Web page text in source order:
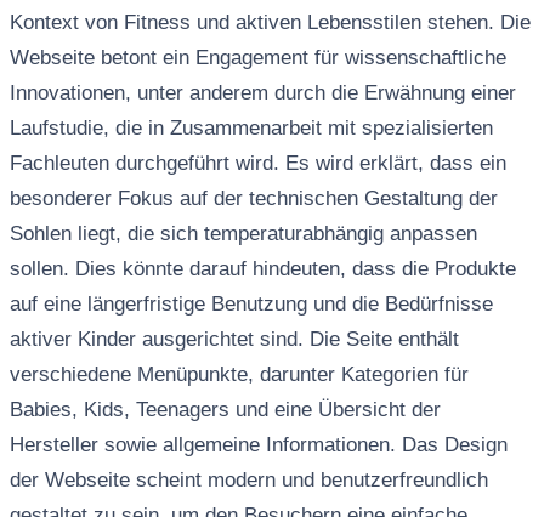
Kontext von Fitness und aktiven Lebensstilen stehen. Die
Webseite betont ein Engagement für wissenschaftliche
Innovationen, unter anderem durch die Erwähnung einer
Laufstudie, die in Zusammenarbeit mit spezialisierten
Fachleuten durchgeführt wird. Es wird erklärt, dass ein
besonderer Fokus auf der technischen Gestaltung der
Sohlen liegt, die sich temperaturabhängig anpassen
sollen. Dies könnte darauf hindeuten, dass die Produkte
auf eine längerfristige Benutzung und die Bedürfnisse
aktiver Kinder ausgerichtet sind. Die Seite enthält
verschiedene Menüpunkte, darunter Kategorien für
Babies, Kids, Teenagers und eine Übersicht der
Hersteller sowie allgemeine Informationen. Das Design
der Webseite scheint modern und benutzerfreundlich